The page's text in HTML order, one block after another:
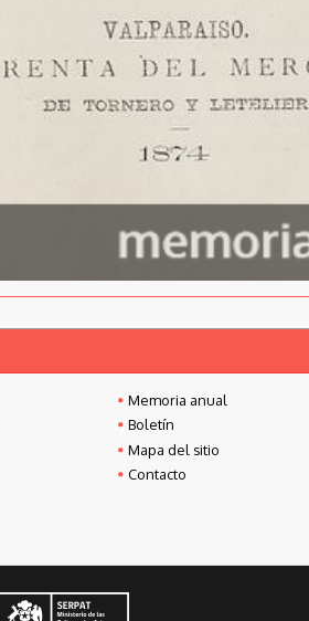
Memoria anual
Boletín
Mapa del sitio
Contacto